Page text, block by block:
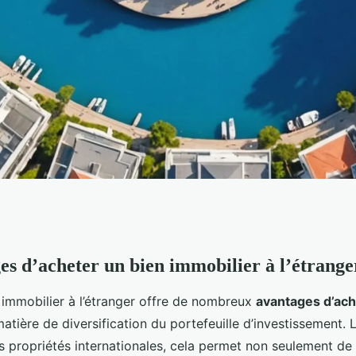
à l'étranger :
d’acheter un bien immobilier à
à l’étranger offre de nombreux avantages
de diversification du portefeuille d’investissement.
propriétés internationales, cela permet non seulement de